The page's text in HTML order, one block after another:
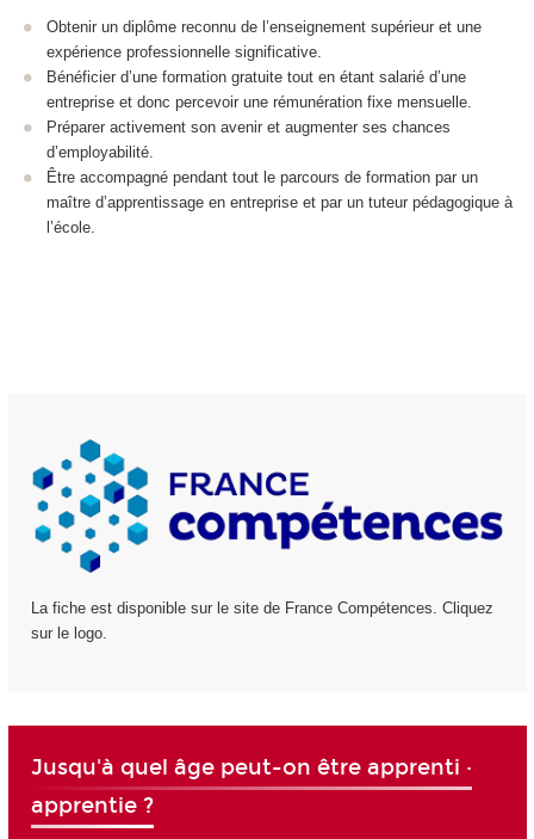
Obtenir un diplôme reconnu de l’enseignement supérieur et une
expérience professionnelle significative.
Bénéficier d’une formation gratuite tout en étant salarié d’une
entreprise et donc percevoir une rémunération fixe mensuelle.
Préparer activement son avenir et augmenter ses chances
d’employabilité.
Être accompagné pendant tout le parcours de formation par un
maître d’apprentissage en entreprise et par un tuteur pédagogique à
l’école.
La fiche est disponible sur le site de France Compétences. Cliquez
sur le logo.
Jusqu'à quel âge peut-on être apprenti ·
apprentie ?